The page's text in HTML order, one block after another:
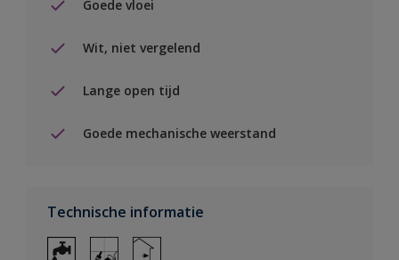
Goede vloei
Wit, niet vergelend
Lange open tijd
Goede mechanische weerstand
Technische informatie